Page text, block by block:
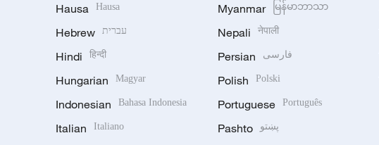
Hausa Hausa
Hebrew עברית
Hindi हिन्दी
Hungarian Magyar
Indonesian Bahasa Indonesia
Italian Italiano
Myanmar မြန်မာဘာသာ
Nepali नेपाली
Persian فارسی
Polish Polski
Portuguese Português
Pashto پښتو